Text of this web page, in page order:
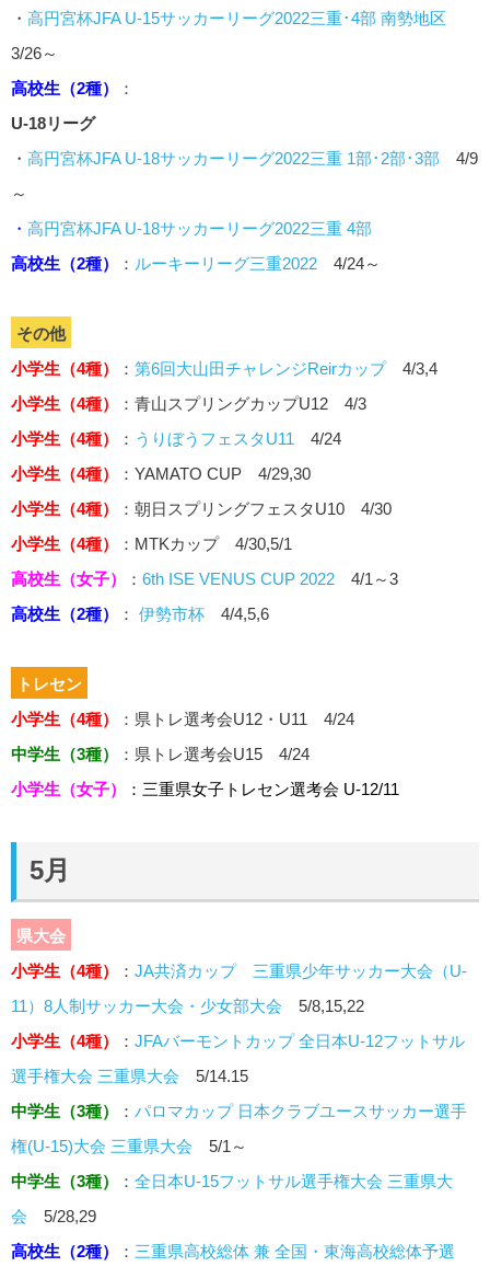
・ 高円宮杯JFA U-15サッカーリーグ2022三重･4部 南勢地区
3/26～
高校生（2種）
：
U-18リーグ
・ 高円宮杯JFA U-18サッカーリーグ2022三重 1部･2部･3部 4/9
～
・ 高円宮杯JFA U-18サッカーリーグ2022三重 4部
高校生（2種）
： ルーキーリーグ三重2022 4/24～
その他
小学生（4種）
： 第6回大山田チャレンジReirカップ4/3,4
小学生（4種）
：青山スプリングカップU12 4/3
小学生（4種）
： うりぼうフェスタU11 4/24
小学生（4種）
：YAMATO CUP 4/29,30
小学生（4種）
：朝日スプリングフェスタU10 4/30
小学生（4種）
：MTKカップ 4/30,5/1
高校生（女子）
： 6th ISE VENUS CUP 2022 4/1～3
高校生（2種）
： 伊勢市杯 4/4,5,6
トレセン
小学生（4種）
：県トレ選考会U12・U11 4/24
中学生（3種）
：県トレ選考会U15 4/24
小学生（女子）
：三重県女子トレセン選考会 U-12/11
5月
県大会
小学生（4種）
： JA共済カップ 三重県少年サッカー大会（U-
11）8人制サッカー大会・少女部大会 5/8,15,22
小学生（4種）
： JFAバーモントカップ 全日本U-12フットサル
選手権大会 三重県大会 5/14.15
中学生（3種）
： パロマカップ 日本クラブユースサッカー選手
権(U-15)大会 三重県大会 5/1～
中学生（3種）
： 全日本U-15フットサル選手権大会 三重県大
会 5/28,29
高校生（2種）
： 三重県高校総体 兼 全国・東海高校総体予選